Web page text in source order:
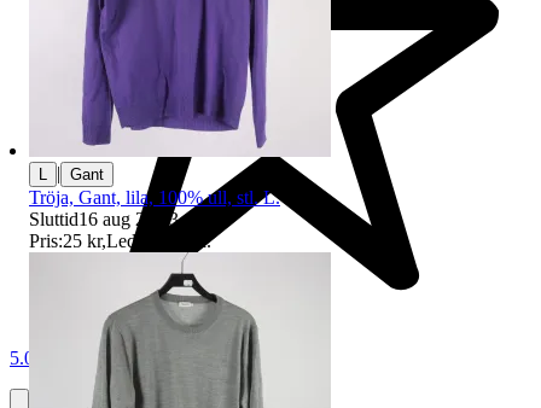
5.0
| Gant
Tröja, Gant, lila, 100% ull, stl. L.
Sluttid16 aug 20:43.
Pris:25 kr,Ledande bud.